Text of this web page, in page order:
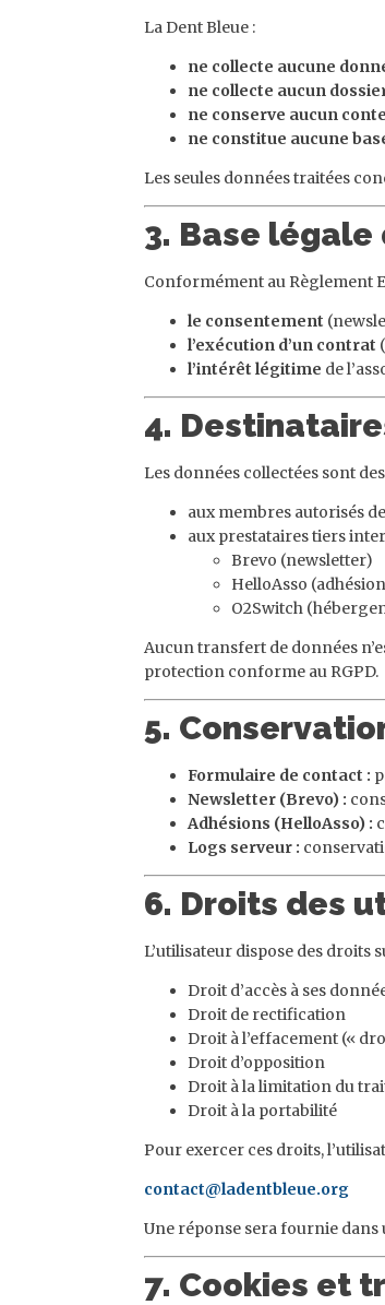
La Dent Bleue :
ne collecte aucune
ne collecte aucun
ne conserve aucun
ne constitue aucune
Les seules données traitées
3. Base
Conformément au Règlement
le consentement
l’exécution d’un contrat
l’intérêt légitime de
4.
Les données collectées sont
aux membres autorisés
aux prestataires tiers
Brevo (newsletter)
HelloAsso
O2Switch
Aucun transfert de données
protection conforme au RGPD.
5.
Formulaire de contact :
Newsletter (Brevo) :
Adhésions (HelloAsso) :
Logs serveur :
6. Droits des
L’utilisateur dispose des droits
Droit d’accès à ses
Droit de rectification
Droit à l’effacement («
Droit d’opposition
Droit à la limitation du
Droit à la portabilité
Pour exercer ces droits,
contact@ladentbleue.org
Une réponse sera fournie
7. Cookies et